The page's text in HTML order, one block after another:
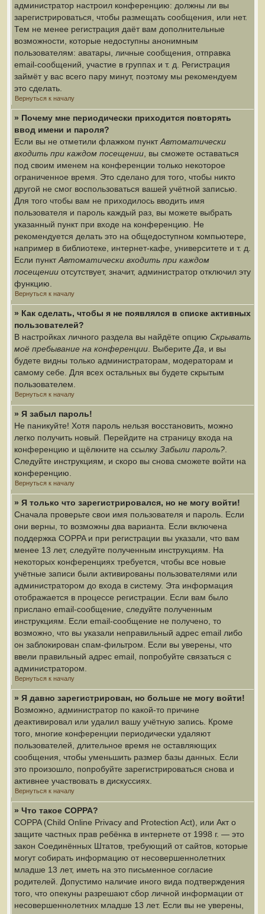
администратор настроил конференцию: должны ли вы
зарегистрироваться, чтобы размещать сообщения, или нет.
Тем не менее регистрация даёт вам дополнительные
возможности, которые недоступны анонимным
пользователям: аватары, личные сообщения, отправка
email-сообщений, участие в группах и т. д. Регистрация
займёт у вас всего пару минут, поэтому мы рекомендуем
это сделать.
Вернуться к началу
» Почему мне периодически приходится повторять
ввод имени и пароля?
Если вы не отметили флажком пунктАвтоматически
входить при каждом посещении , вы сможете оставаться
под своим именем на конференции только некоторое
ограниченное время. Это сделано для того, чтобы никто
другой не смог воспользоваться вашей учётной записью.
Для того чтобы вам не приходилось вводить имя
пользователя и пароль каждый раз, вы можете выбрать
указанный пункт при входе на конференцию. Не
рекомендуется делать это на общедоступном компьютере,
например в библиотеке, интернет-кафе, университете и т. д.
Если пунктАвтоматически входить при каждом
посещении отсутствует, значит, администратор отключил эту
функцию.
Вернуться к началу
» Как сделать, чтобы я не появлялся в списке активных
пользователей?
В настройках личного раздела вы найдёте опцию Скрывать
моё пребывание на конференции . Выберите Да , и вы
будете видны только администраторам, модераторам и
самому себе. Для всех остальных вы будете скрытым
пользователем.
Вернуться к началу
» Я забыл пароль!
Не паникуйте! Хотя пароль нельзя восстановить, можно
легко получить новый. Перейдите на страницу входа на
конференцию и щёлкните на ссылку Забыли пароль?
Следуйте инструкциям, и скоро вы снова сможете войти на
конференцию.
Вернуться к началу
» Я только что зарегистрировался, но не могу войти!
Сначала проверьте свои имя пользователя и пароль. Если
они верны, то возможны два варианта. Если включена
поддержка COPPA и при регистрации вы указали, что вам
менее 13 лет, следуйте полученным инструкциям. На
некоторых конференциях требуется, чтобы все новые
учётные записи были активированы пользователями или
администратором до входа в систему. Эта информация
отображается в процессе регистрации. Если вам было
прислано email-сообщение, следуйте полученным
инструкциям. Если email-сообщение не получено, то
возможно, что вы указали неправильный адрес email либо
он заблокирован спам-фильтром. Если вы уверены, что
ввели правильный адрес email, попробуйте связаться с
администратором.
Вернуться к началу
» Я давно зарегистрирован, но больше не могу войти!
Возможно, администратор по какой-то причине
деактивировал или удалил вашу учётную запись. Кроме
того, многие конференции периодически удаляют
пользователей, длительное время не оставляющих
сообщения, чтобы уменьшить размер базы данных. Если
это произошло, попробуйте зарегистрироваться снова и
активнее участвовать в дискуссиях.
Вернуться к началу
» Что такое COPPA?
COPPA (Child Online Privacy and Protection Act), или Акт о
защите частных прав ребёнка в интернете от 1998 г. — это
закон Соединённых Штатов, требующий от сайтов, которые
могут собирать информацию от несовершеннолетних
младше 13 лет, иметь на это письменное согласие
родителей. Допустимо наличие иного вида подтверждения
того, что опекуны разрешают сбор личной информации от
несовершеннолетних младше 13 лет. Если вы не уверены,